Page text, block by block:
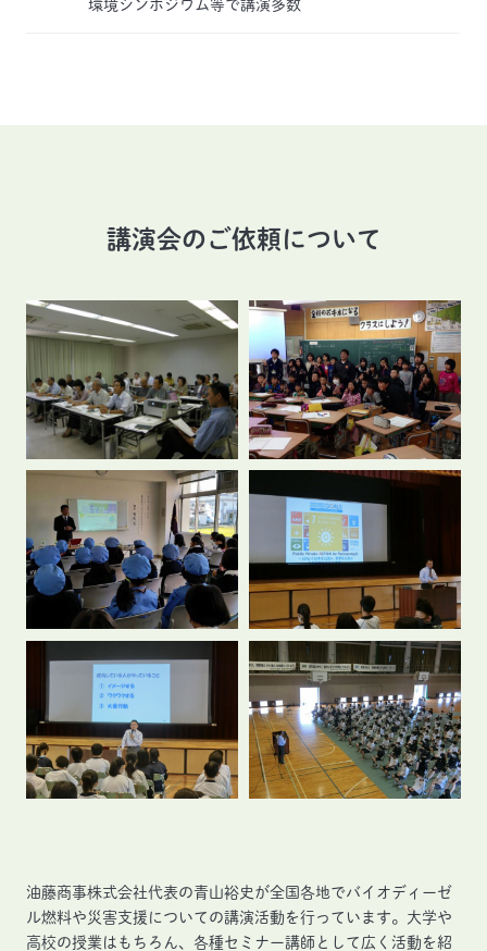
環境シンポジウム等で講演多数
講演会のご依頼について
油藤商事株式会社代表の青山裕史が全国各地でバイオディーゼ
ル燃料や災害支援についての講演活動を行っています。大学や
高校の授業はもちろん、各種セミナー講師として広く活動を紹